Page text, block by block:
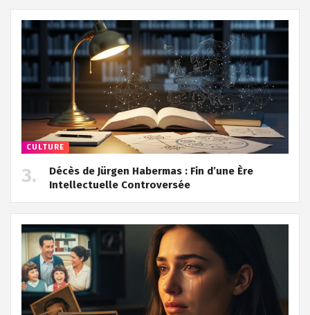
CULTURE
Décès de Jürgen Habermas : Fin d’une Ère
Intellectuelle Controversée